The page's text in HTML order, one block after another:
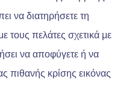
να διατηρήσετε τη
τους πελάτες σχετικά με
να αποφύγετε ή να
πιθανής κρίσης εικόνας